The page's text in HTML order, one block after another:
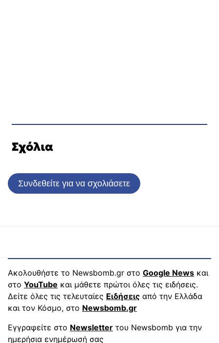
Σχόλια
Συνδεθείτε για να σχολιάσετε
Ακολουθήστε το Newsbomb.gr στο Google News και
στο YouTube και μάθετε πρώτοι όλες τις ειδήσεις.
Δείτε όλες τις τελευταίες Ειδήσεις από την Ελλάδα
και τον Κόσμο, στο Newsbomb.gr
Εγγραφείτε στο Newsletter του Newsbomb για την
ημερήσια ενημέρωσή σας